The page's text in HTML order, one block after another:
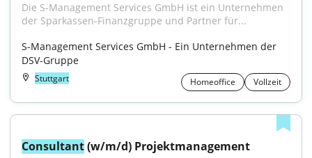
Die S-Management Services GmbH ist ein Unternehmen
der Sparkassen-Finanzgruppe und Partner für...
S-Management Services GmbH - Ein Unternehmen der
DSV-Gruppe
Stuttgart Homeoffice Vollzeit
Consultant (w/m/d) Projektmanagement